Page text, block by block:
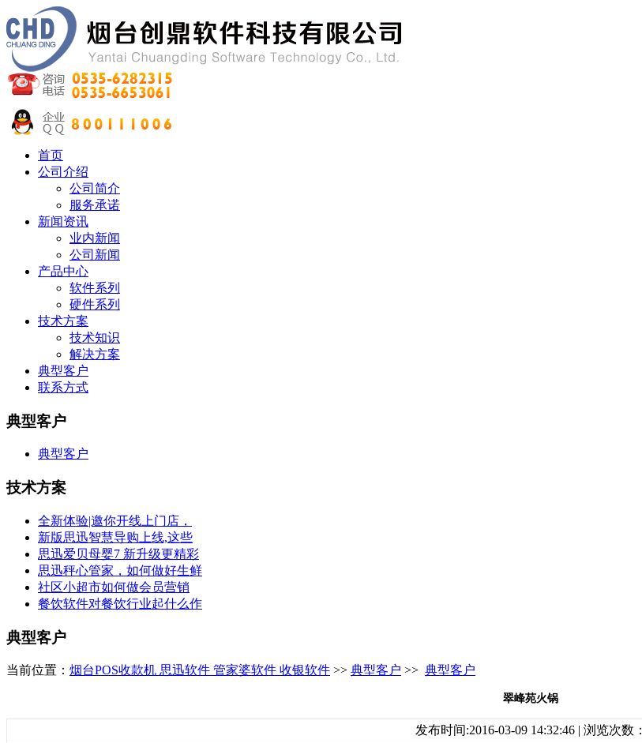
首页
公司介绍
公司简介
服务承诺
新闻资讯
业内新闻
公司新闻
产品中心
软件系列
硬件系列
技术方案
技术知识
解决方案
典型客户
联系方式
典型客户
典型客户
技术方案
全新体验|邀你开线上门店，
新版思迅智慧导购上线,这些
思迅爱贝母婴7 新升级更精彩
思迅秤心管家，如何做好生鲜
社区小超市如何做会员营销
餐饮软件对餐饮行业起什么作
典型客户
当前位置： 烟台POS收款机 思迅软件 管家婆软件 收银软件 >> 典型客户 >> 典型客户
翠峰苑火锅
发布时间:2016-03-09 14:32:46 | 浏览次数：